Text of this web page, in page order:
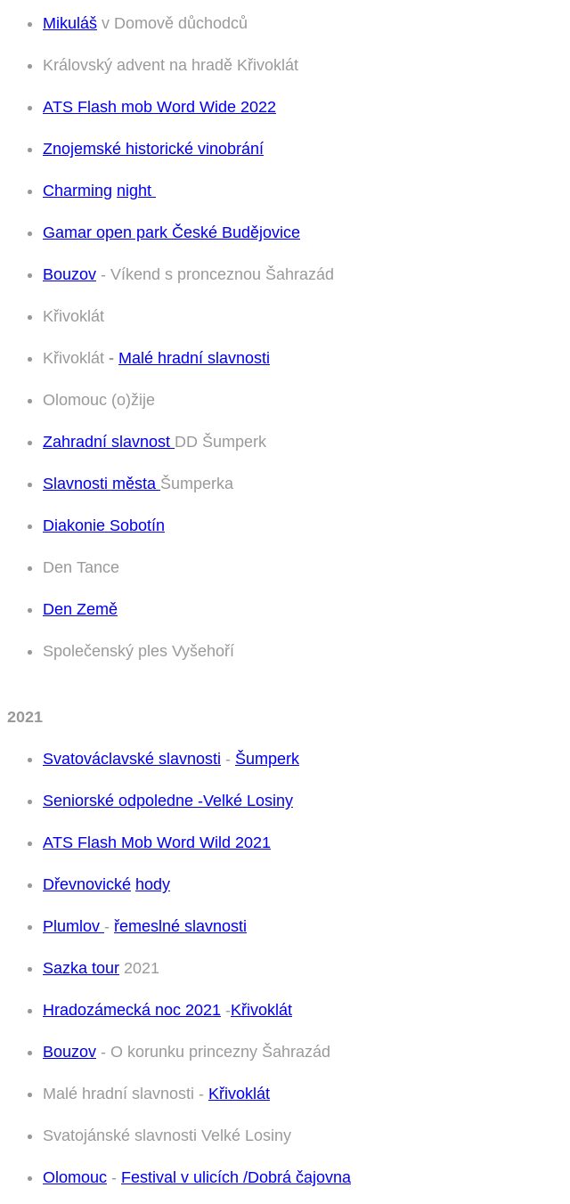
Mikuláš v Domově důchodců
Královský advent na hradě Křivoklát
ATS Flash mob Word Wide 2022
Znojemské historické vinobrání
Charming night
Gamar open park České Budějovice
Bouzov - Víkend s pronceznou Šahrazád
Křivoklát
Křivoklát - Malé hradní slavnosti
Olomouc (o)žije
Zahradní slavnost DD Šumperk
Slavnosti města Šumperka
Diakonie Sobotín
Den Tance
Den Země
Společenský ples Vyšehoří
2021
Svatováclavské slavnosti - Šumperk
Seniorské odpoledne -Velké Losiny
ATS Flash Mob Word Wild 2021
Dřevnovické hody
Plumlov - řemeslné slavnosti
Sazka tour 2021
Hradozámecká noc 2021 -Křivoklát
Bouzov - O korunku princezny Šahrazád
Malé hradní slavnosti - Křivoklát
Svatojánské slavnosti Velké Losiny
Olomouc - Festival v ulicích /Dobrá čajovna